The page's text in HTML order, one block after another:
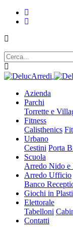
Azienda
Parchi
Torrette e
Fitness
Calisthenics
Urbano
Cestini Porta
Scuola
Arredo Nido e
Arredo Ufficio
Banco
Giochi in
Elettorale
Tabelloni
Contatti